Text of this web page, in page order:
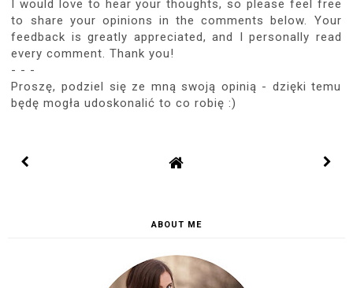
I would love to hear your thoughts, so please feel free
to share your opinions in the comments below. Your
feedback is greatly appreciated, and I personally read
every comment. Thank you!
- - -
Proszę, podziel się ze mną swoją opinią - dzięki temu
będę mogła udoskonalić to co robię :)
ABOUT ME